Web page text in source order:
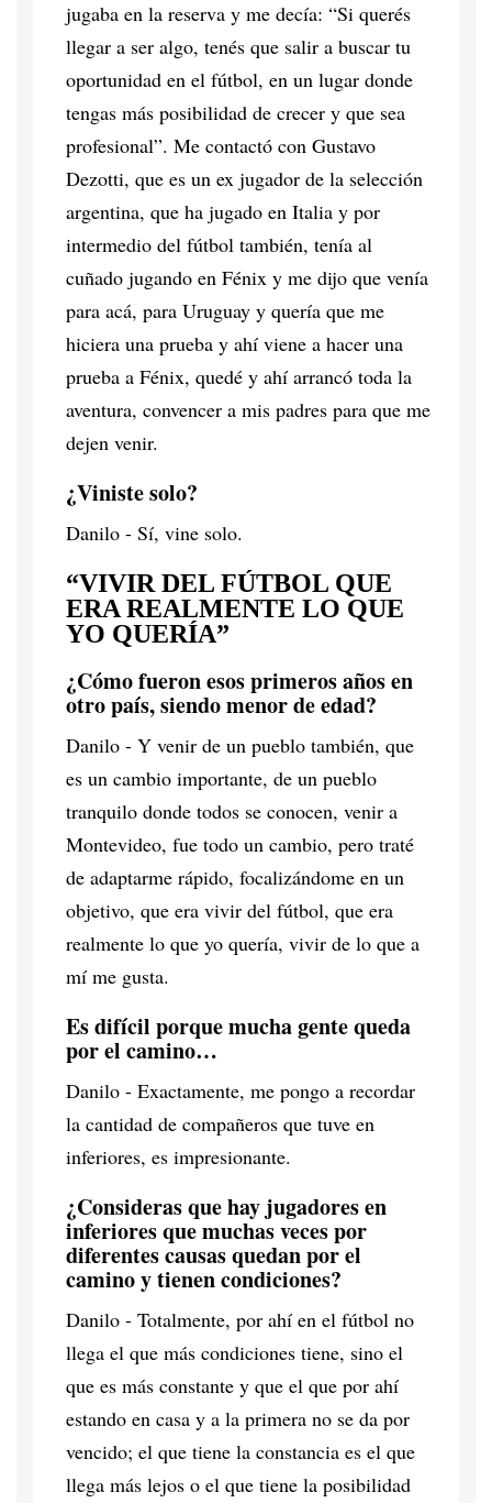
jugaba en la reserva y me decía: “Si querés
llegar a ser algo, tenés que salir a buscar tu
oportunidad en el fútbol, en un lugar donde
tengas más posibilidad de crecer y que sea
profesional”. Me contactó con Gustavo
Dezotti, que es un ex jugador de la selección
argentina, que ha jugado en Italia y por
intermedio del fútbol también, tenía al
cuñado jugando en Fénix y me dijo que venía
para acá, para Uruguay y quería que me
hiciera una prueba y ahí viene a hacer una
prueba a Fénix, quedé y ahí arrancó toda la
aventura, convencer a mis padres para que me
dejen venir.
¿Viniste solo?
Danilo - Sí, vine solo.
“VIVIR DEL FÚTBOL QUE
ERA REALMENTE LO QUE
YO QUERÍA”
¿Cómo fueron esos primeros años en
otro país, siendo menor de edad?
Danilo - Y venir de un pueblo también, que
es un cambio importante, de un pueblo
tranquilo donde todos se conocen, venir a
Montevideo, fue todo un cambio, pero traté
de adaptarme rápido, focalizándome en un
objetivo, que era vivir del fútbol, que era
realmente lo que yo quería, vivir de lo que a
mí me gusta.
Es difícil porque mucha gente queda
por el camino…
Danilo - Exactamente, me pongo a recordar
la cantidad de compañeros que tuve en
inferiores, es impresionante.
¿Consideras que hay jugadores en
inferiores que muchas veces por
diferentes causas quedan por el
camino y tienen condiciones?
Danilo - Totalmente, por ahí en el fútbol no
llega el que más condiciones tiene, sino el
que es más constante y que el que por ahí
estando en casa y a la primera no se da por
vencido; el que tiene la constancia es el que
llega más lejos o el que tiene la posibilidad